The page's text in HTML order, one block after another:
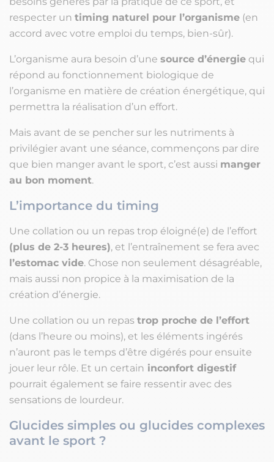
respecter un timing naturel pour l’organisme (en
accord avec votre emploi du temps, bien-sûr).
L’organisme aura besoin d’une source d’énergie qui
répond au fonctionnement biologique de
l’organisme en matière de création énergétique, qui
permettra la réalisation d’un effort.
Mais avant de se pencher sur les nutriments à
privilégier avant une séance, commençons par dire
que bien manger avant le sport, c’est aussi manger
au bon moment.
L’importance du timing
Une collation ou un repas trop éloigné(e) de l’effort
(plus de 2-3 heures), et l’entraînement se fera avec
l’estomac vide. Chose non seulement désagréable,
mais aussi non propice à la maximisation de la
création d’énergie.
Une collation ou un repas trop proche de l’effort
(dans l’heure ou moins), et les éléments ingérés
n’auront pas le temps d’être digérés pour ensuite
jouer leur rôle. Et un certain inconfort digestif
pourrait également se faire ressentir avec des
sensations de lourdeur.
Glucides simples ou glucides complexes
avant le sport ?